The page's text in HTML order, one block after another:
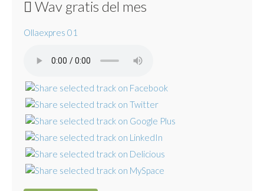
Wav gratis del mes
Ollaexpres 01